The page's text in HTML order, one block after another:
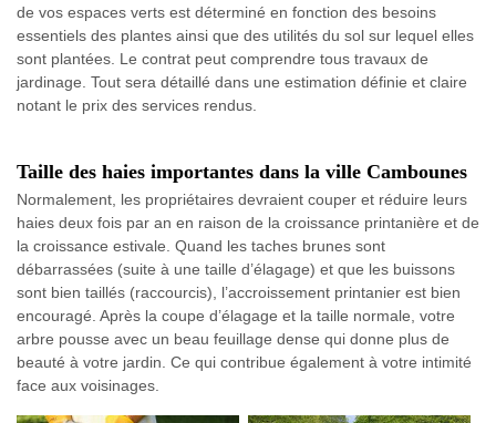
de vos espaces verts est déterminé en fonction des besoins
essentiels des plantes ainsi que des utilités du sol sur lequel elles
sont plantées. Le contrat peut comprendre tous travaux de
jardinage. Tout sera détaillé dans une estimation définie et claire
notant le prix des services rendus.
Taille des haies importantes dans la ville Cambounes
Normalement, les propriétaires devraient couper et réduire leurs
haies deux fois par an en raison de la croissance printanière et de
la croissance estivale. Quand les taches brunes sont
débarrassées (suite à une taille d’élagage) et que les buissons
sont bien taillés (raccourcis), l’accroissement printanier est bien
encouragé. Après la coupe d’élagage et la taille normale, votre
arbre pousse avec un beau feuillage dense qui donne plus de
beauté à votre jardin. Ce qui contribue également à votre intimité
face aux voisinages.